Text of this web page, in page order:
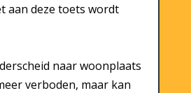
aan deze toets wordt
naar woonplaats
verboden, maar kan